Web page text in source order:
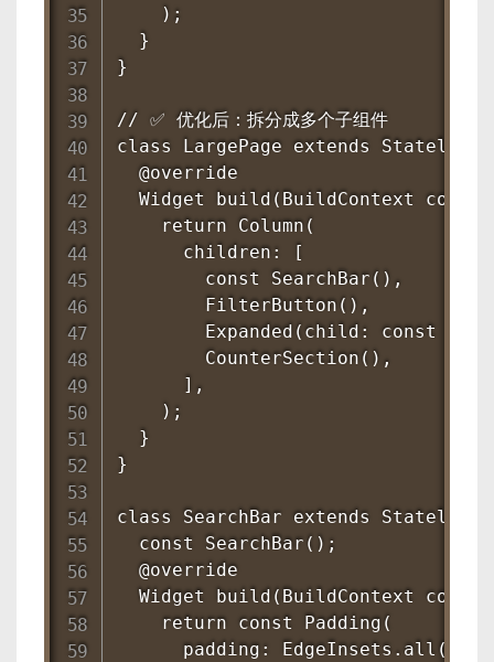
    );
  }
}
// ✅ 优化后：拆分成多个子组件
class LargePage extends
  @override
Widget build(BuildContext
    return Column(
      children: [
const SearchBar(),
FilterButton(),
Expanded(child: const
CounterSection(),
      ],
    );
  }
}
class SearchBar extends
  const SearchBar();
  @override
Widget build(BuildContext
    return const Padding(
padding: